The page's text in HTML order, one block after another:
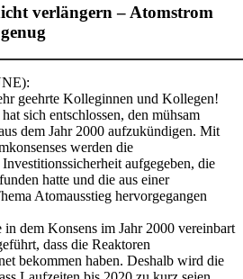
verlängern – Atomstrom
geehrte Kolleginnen und Kollegen!
sich entschlossen, den mühsam
dem Jahr 2000 aufzukündigen. Mit
werden die
aufgegeben, die
hatte und die aus einer
Atomausstieg hervorgegangen
dem Konsens im Jahr 2000 vereinbart
dass die Reaktoren
bekommen haben. Deshalb wird die